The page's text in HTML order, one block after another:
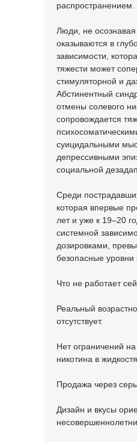
распространением.
Люди, не осознавая
оказываются в
зависимости,
тяжести может
стимуляторной и
Абстинентный
отмены солевого
сопровождается
суицидальными
депрессивными
социальной
Среди
которая впервые
лет и уже к 19–20
системной
дозировками,
безопасные уровни
Что не работает
Реальный
отсутствует.
Нет ограничений
никотина в
Продажа через
Дизайн и вкусы